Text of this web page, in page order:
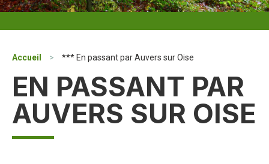
Accueil > *** En passant par Auvers sur Oise
EN PASSANT PAR
AUVERS SUR OISE